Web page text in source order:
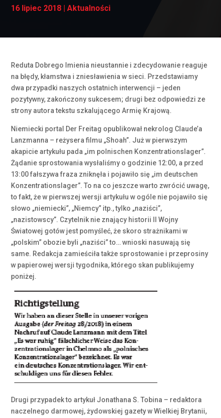
16 lipiec 2018 |Aktualności
Reduta Dobrego Imienia nieustannie i zdecydowanie reaguje
na błędy, kłamstwa i zniesławienia w sieci. Przedstawiamy
dwa przypadki naszych ostatnich interwencji – jeden
pozytywny, zakończony sukcesem; drugi bez odpowiedzi ze
strony autora tekstu szkalującego Armię Krajową.
Niemiecki portal Der Freitag opublikował nekrolog Claude’a
Lanzmanna – reżysera filmu „Shoah”. Już w pierwszym
akapicie artykułu pada „im polnischen Konzentrationslager”.
Żądanie sprostowania wysłaliśmy o godzinie 12:00, a przed
13:00 fałszywa fraza zniknęła i pojawiło się „im deutschen
Konzentrationslager”. To na co jeszcze warto zwrócić uwagę,
to fakt, że w pierwszej wersji artykułu w ogóle nie pojawiło się
słowo „niemiecki”, „Niemcy” itp., tylko „naziści”,
„nazistowscy”. Czytelnik nie znający historii II Wojny
Światowej gotów jest pomyśleć, że skoro strażnikami w
„polskim” obozie byli „naziści” to… wnioski nasuwają się
same. Redakcja zamieściła także sprostowanie i przeprosiny
w papierowej wersji tygodnika, którego skan publikujemy
poniżej.
Drugi przypadek to artykuł Jonathana S. Tobina – redaktora
naczelnego darmowej, żydowskiej gazety w Wielkiej Brytanii,